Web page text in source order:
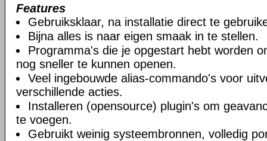
Features
Gebruiksklaar, na installatie direct te
Bijna alles is naar eigen smaak in te stellen.
Programma's die je opgestart hebt worden
nog sneller te kunnen openen.
Veel ingebouwde alias-commando's voor
verschillende acties.
Installeren (opensource) plugin's om
te voegen.
Gebruikt weinig systeembronnen, volledig